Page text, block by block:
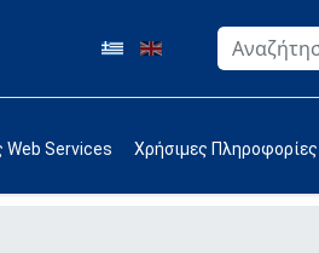
Αναζήτηση
Web Services Χρήσιμες Πληροφορίες